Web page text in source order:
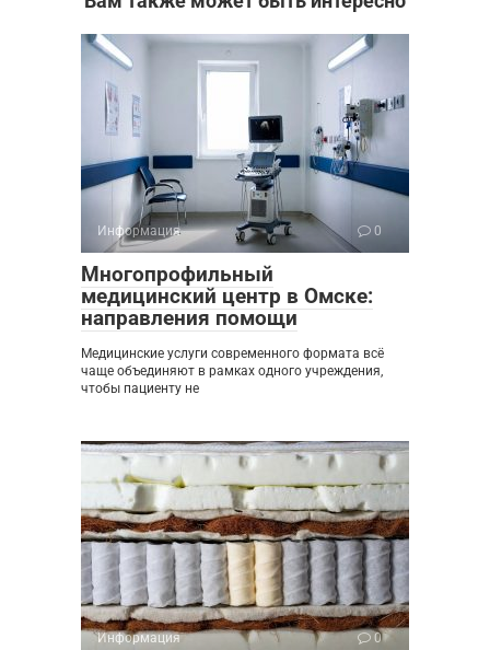
Информация 0
Многопрофильный
медицинский центр в Омске:
направления помощи
Медицинские услуги современного формата всё
чаще объединяют в рамках одного учреждения,
чтобы пациенту не
Информация 0